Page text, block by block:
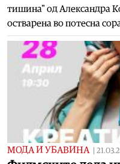
тишина" од Александра
остварена во потесна
МОДА И УБАВИНА